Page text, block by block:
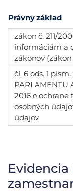
Právny základ
zákon č. 211/
informáciám a
zákonov
čl. 6 ods. 1
PARLAMENTU
2016 o ochrane
osobných
údajov
Evidencia